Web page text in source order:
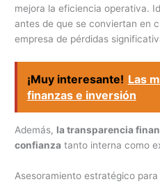
mejora la eficiencia operativa.
antes de que se conviertan en
empresa de pérdidas
¡Muy interesante! Las
finanzas e inversión
Además, la transparencia
confianza tanto interna como
Asesoramiento estratégico